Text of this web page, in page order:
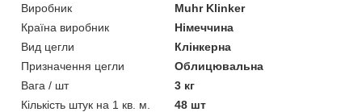
Виробник
Muhr Klinker
Країна виробник
Німеччина
Вид цегли
Клінкерна
Призначення цегли
Облицювальна
Вага / шт
3 кг
Кількість штук на 1 кв. м.
48 шт